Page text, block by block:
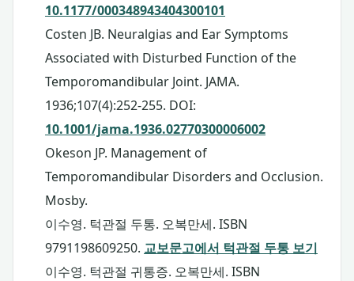
10.1177/000348943404300101
Costen JB. Neuralgias and Ear Symptoms
Associated with Disturbed Function of the
Temporomandibular Joint. JAMA.
1936;107(4):252-255. DOI:
10.1001/jama.1936.02770300006002
Okeson JP. Management of
Temporomandibular Disorders and Occlusion.
Mosby.
이수영. 턱관절 두통. 오복만세. ISBN
9791198609250. 교보문고에서 턱관절 두통 보기
이수영. 턱관절 귀통증. 오복만세. ISBN